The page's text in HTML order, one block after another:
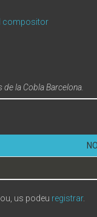
compositor
la Cobla Barcelona.
us podeu registrar.